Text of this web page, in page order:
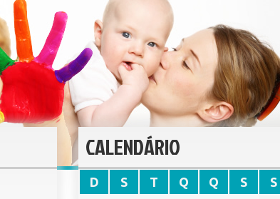
CALENDÁRIO
D S T Q Q S
S